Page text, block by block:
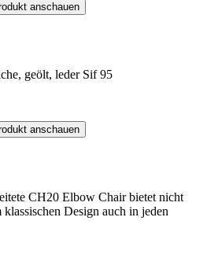
anschauen
geölt, leder Sif 95
anschauen
CH20 Elbow Chair bietet nicht
Design auch in jeden